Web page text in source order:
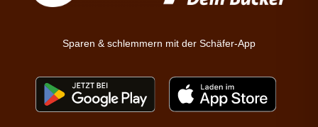
Sparen & schlemmern mit der Schäfer-App